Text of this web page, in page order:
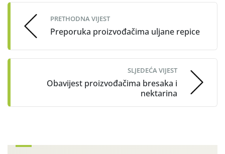
PRETHODNA VIJEST
Preporuka proizvođačima uljane repice
SLJEDEĆA VIJEST
Obavijest proizvođačima bresaka i
nektarina